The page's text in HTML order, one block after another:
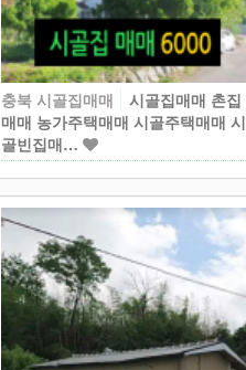
충북 시골집매매
시골집매매 촌집
매매 농가주택매매 시골주택매매 시
골빈집매…